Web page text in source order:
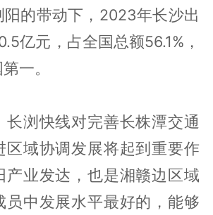
阳的带动下，2023年长沙出
亿元，占全国总额56.1%，
一。
长浏快线对完善长株潭交通
区域协调发展将起到重要作
产业发达，也是湘赣边区域
员中发展水平最好的，能够